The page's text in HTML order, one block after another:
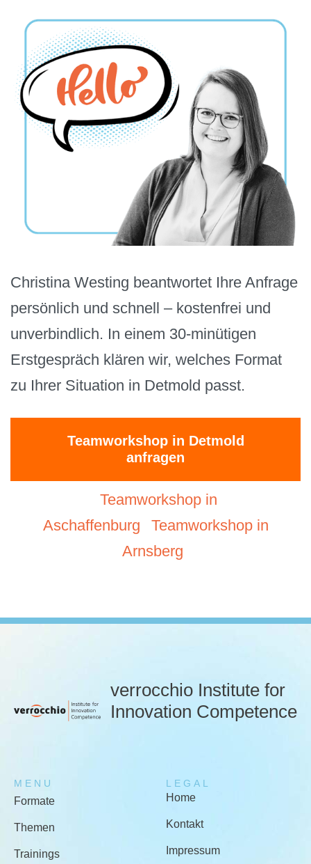
Christina Westing beantwortet Ihre Anfrage
persönlich und schnell – kostenfrei und
unverbindlich. In einem 30-minütigen
Erstgespräch klären wir, welches Format
zu Ihrer Situation in Detmold passt.
Teamworkshop in Detmold
anfragen
Teamworkshop in
Aschaffenburg
Teamworkshop in
Arnsberg
verrocchio Institute for
Innovation Competence
MENU
Formate
Themen
Trainings
LEGAL
Home
Kontakt
Impressum